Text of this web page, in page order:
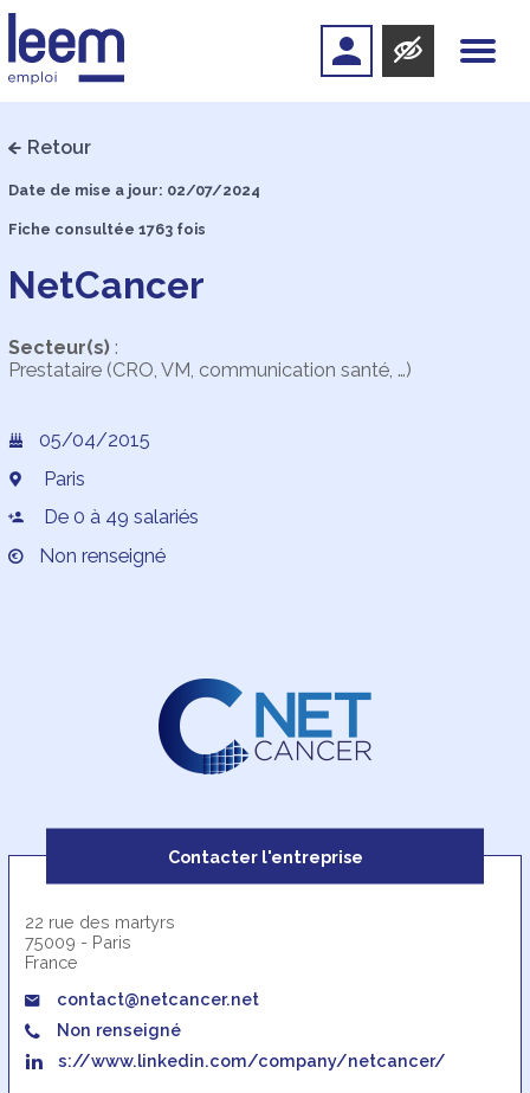
Retour
Date de mise a jour: 02/07/2024
Fiche consultée 1763 fois
NetCancer
Secteur(s):
Prestataire (CRO, VM, communication santé, …)
05/04/2015
Paris
De 0 à 49 salariés
Non renseigné
Contacter l'entreprise
22 rue des martyrs
75009 - Paris
France
contact@netcancer.net
Non renseigné
s://www.linkedin.com/company/netcancer/